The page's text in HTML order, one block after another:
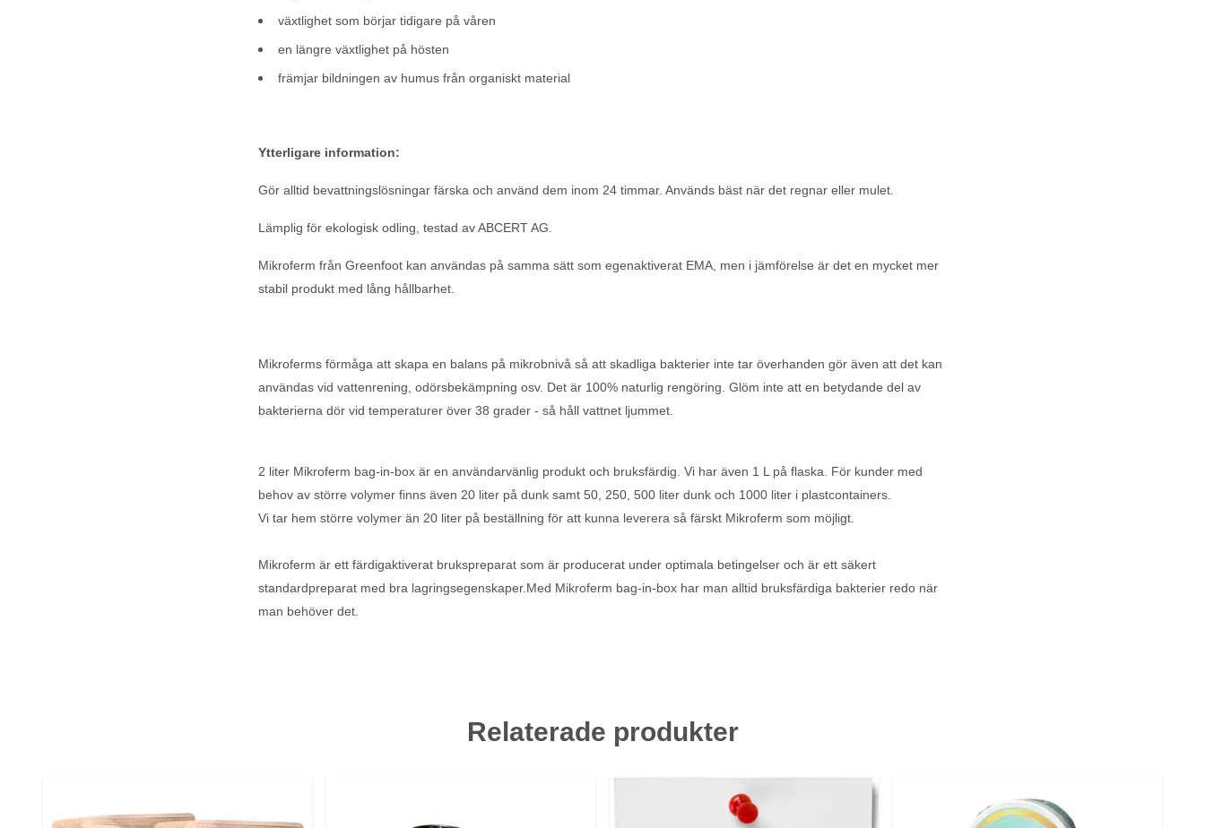
växtlighet som börjar tidigare på våren
en längre växtlighet på hösten
främjar bildningen av humus från organiskt material
Ytterligare information:
Gör alltid bevattningslösningar färska och använd dem inom 24 timmar. Används bäst när det regnar eller mulet.
Lämplig för ekologisk odling, testad av ABCERT AG.
Mikroferm från Greenfoot kan användas på samma sätt som egenaktiverat EMA, men i jämförelse är det en mycket mer
stabil produkt med lång hållbarhet.
Mikroferms förmåga att skapa en balans på mikrobnivå så att skadliga bakterier inte tar överhanden gör även att det kan
användas vid vattenrening, odörsbekämpning osv. Det är 100% naturlig rengöring. Glöm inte att en betydande del av
bakterierna dör vid temperaturer över 38 grader - så håll vattnet ljummet.
2 liter Mikroferm bag-in-box är en användarvänlig produkt och bruksfärdig. Vi har även 1 L på flaska. För kunder med
behov av större volymer finns även 20 liter på dunk samt 50, 250, 500 liter dunk och 1000 liter i plastcontainers.
Vi tar hem större volymer än 20 liter på beställning för att kunna leverera så färskt Mikroferm som möjligt.
Mikroferm är ett färdigaktiverat brukspreparat som är producerat under optimala betingelser och är ett säkert
standardpreparat med bra lagringsegenskaper.Med Mikroferm bag-in-box har man alltid bruksfärdiga bakterier redo när
man behöver det.
Relaterade produkter